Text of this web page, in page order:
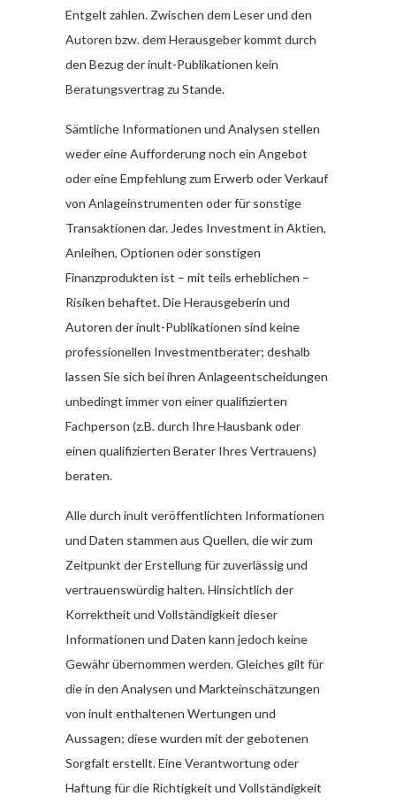
Entgelt zahlen. Zwischen dem Leser und den
Autoren bzw. dem Herausgeber kommt durch
den Bezug der inult-Publikationen kein
Beratungsvertrag zu Stande.
Sämtliche Informationen und Analysen stellen
weder eine Aufforderung noch ein Angebot
oder eine Empfehlung zum Erwerb oder Verkauf
von Anlageinstrumenten oder für sonstige
Transaktionen dar. Jedes Investment in Aktien,
Anleihen, Optionen oder sonstigen
Finanzprodukten ist – mit teils erheblichen –
Risiken behaftet. Die Herausgeberin und
Autoren der inult-Publikationen sind keine
professionellen Investmentberater; deshalb
lassen Sie sich bei ihren Anlageentscheidungen
unbedingt immer von einer qualifizierten
Fachperson (z.B. durch Ihre Hausbank oder
einen qualifizierten Berater Ihres Vertrauens)
beraten.
Alle durch inult veröffentlichten Informationen
und Daten stammen aus Quellen, die wir zum
Zeitpunkt der Erstellung für zuverlässig und
vertrauenswürdig halten. Hinsichtlich der
Korrektheit und Vollständigkeit dieser
Informationen und Daten kann jedoch keine
Gewähr übernommen werden. Gleiches gilt für
die in den Analysen und Markteinschätzungen
von inult enthaltenen Wertungen und
Aussagen; diese wurden mit der gebotenen
Sorgfalt erstellt. Eine Verantwortung oder
Haftung für die Richtigkeit und Vollständigkeit